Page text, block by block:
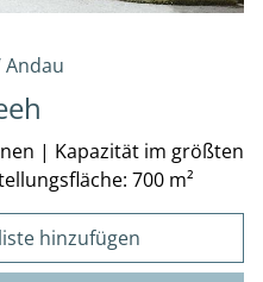
Andau
| Kapazität im größten
700 m²
hinzufügen